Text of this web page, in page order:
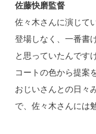
佐藤快磨監督
佐々木さんに演じて
登場しなく、一番書
と思っていたんです
コートの色から提案
おじいさんとの日々
で、佐々木さんには